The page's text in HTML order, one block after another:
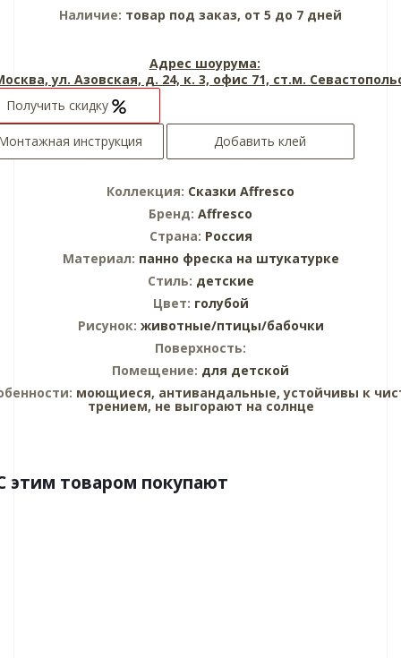
Наличие: товар под заказ, от 5 до 7 дней
Адрес шоурума:
ул. Азовская, д. 24, к. 3, офис 71, ст.м.
Получить скидку
инструкция Добавить клей
Коллекция: Сказки Affresco
Бренд: Affresco
Страна: Россия
Материал: панно фреска на штукатурке
Стиль: детские
Цвет: голубой
Рисунок: животные/птицы/бабочки
Поверхность:
Помещение: для детской
моющиеся, антивандальные, устойчивы к
трением, не выгорают на солнце
этим товаром покупают